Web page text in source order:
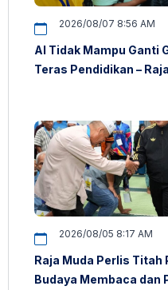
2026/08/07 8:56 AM
AI Tidak Mampu Ganti
Teras Pendidikan –
2026/08/05 8:17 AM
Raja Muda Perlis Titah
Budaya Membaca dan